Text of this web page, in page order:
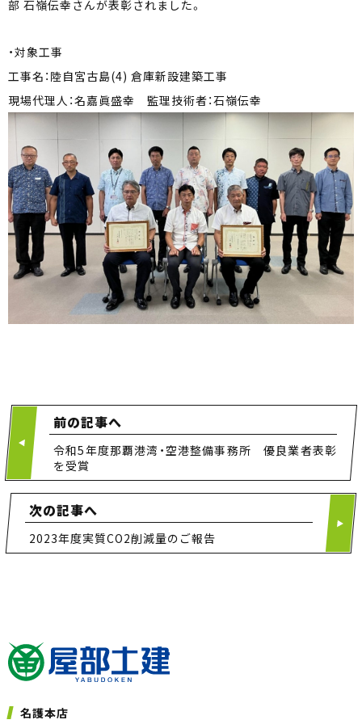
部 石嶺伝幸さんが表彰されました。
・対象工事
工事名：陸自宮古島(4) 倉庫新設建築工事
現場代理人：名嘉眞盛幸 監理技術者：石嶺伝幸
前の記事へ
令和5年度那覇港湾・空港整備事務所 優良業者表彰
を受賞
次の記事へ
2023年度実質CO2削減量のご報告
名護本店